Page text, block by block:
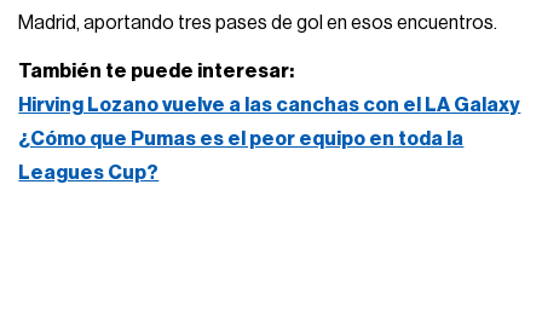
Madrid, aportando tres pases de gol en esos encuentros.
También te puede interesar:
Hirving Lozano vuelve a las canchas con el LA Galaxy
¿Cómo que Pumas es el peor equipo en toda la
Leagues Cup?